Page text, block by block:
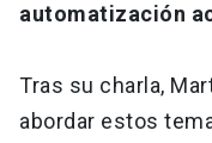
automatización
Tras su charla,
abordar estos